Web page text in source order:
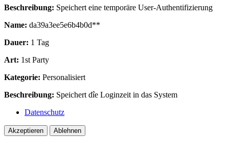
Beschreibung: Speichert eine temporäre User-Authentifizierung
Name: da39a3ee5e6b4b0d**
Dauer: 1 Tag
Art: 1st Party
Kategorie: Personalisiert
Beschreibung: Speichert dîe Loginzeit in das System
Datenschutz
Akzeptieren Ablehnen